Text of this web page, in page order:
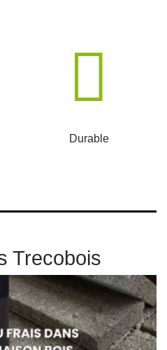
Durable
Trecobois